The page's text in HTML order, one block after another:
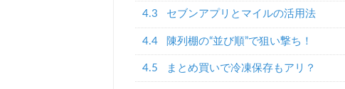
4.3 セブンアプリとマイルの活用法
4.4 陳列棚の“並び順”で狙い撃ち！
4.5 まとめ買いで冷凍保存もアリ？